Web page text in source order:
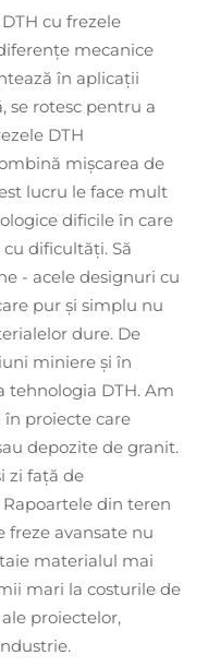
cu frezele
mecanice
în aplicații
se rotesc pentru a
DTH
mișcarea de
lucru le face mult
dificile în care
dificultăți. Să
- acele designuri cu
pur și simplu nu
dure. De
miniere și în
DTH. Am
proiecte care
depozite de granit.
zi față de
din teren
freze avansate nu
materialul mai
mari la costurile de
proiectelor,